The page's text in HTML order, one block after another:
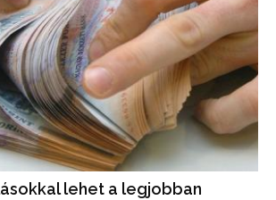
lehet a legjobban